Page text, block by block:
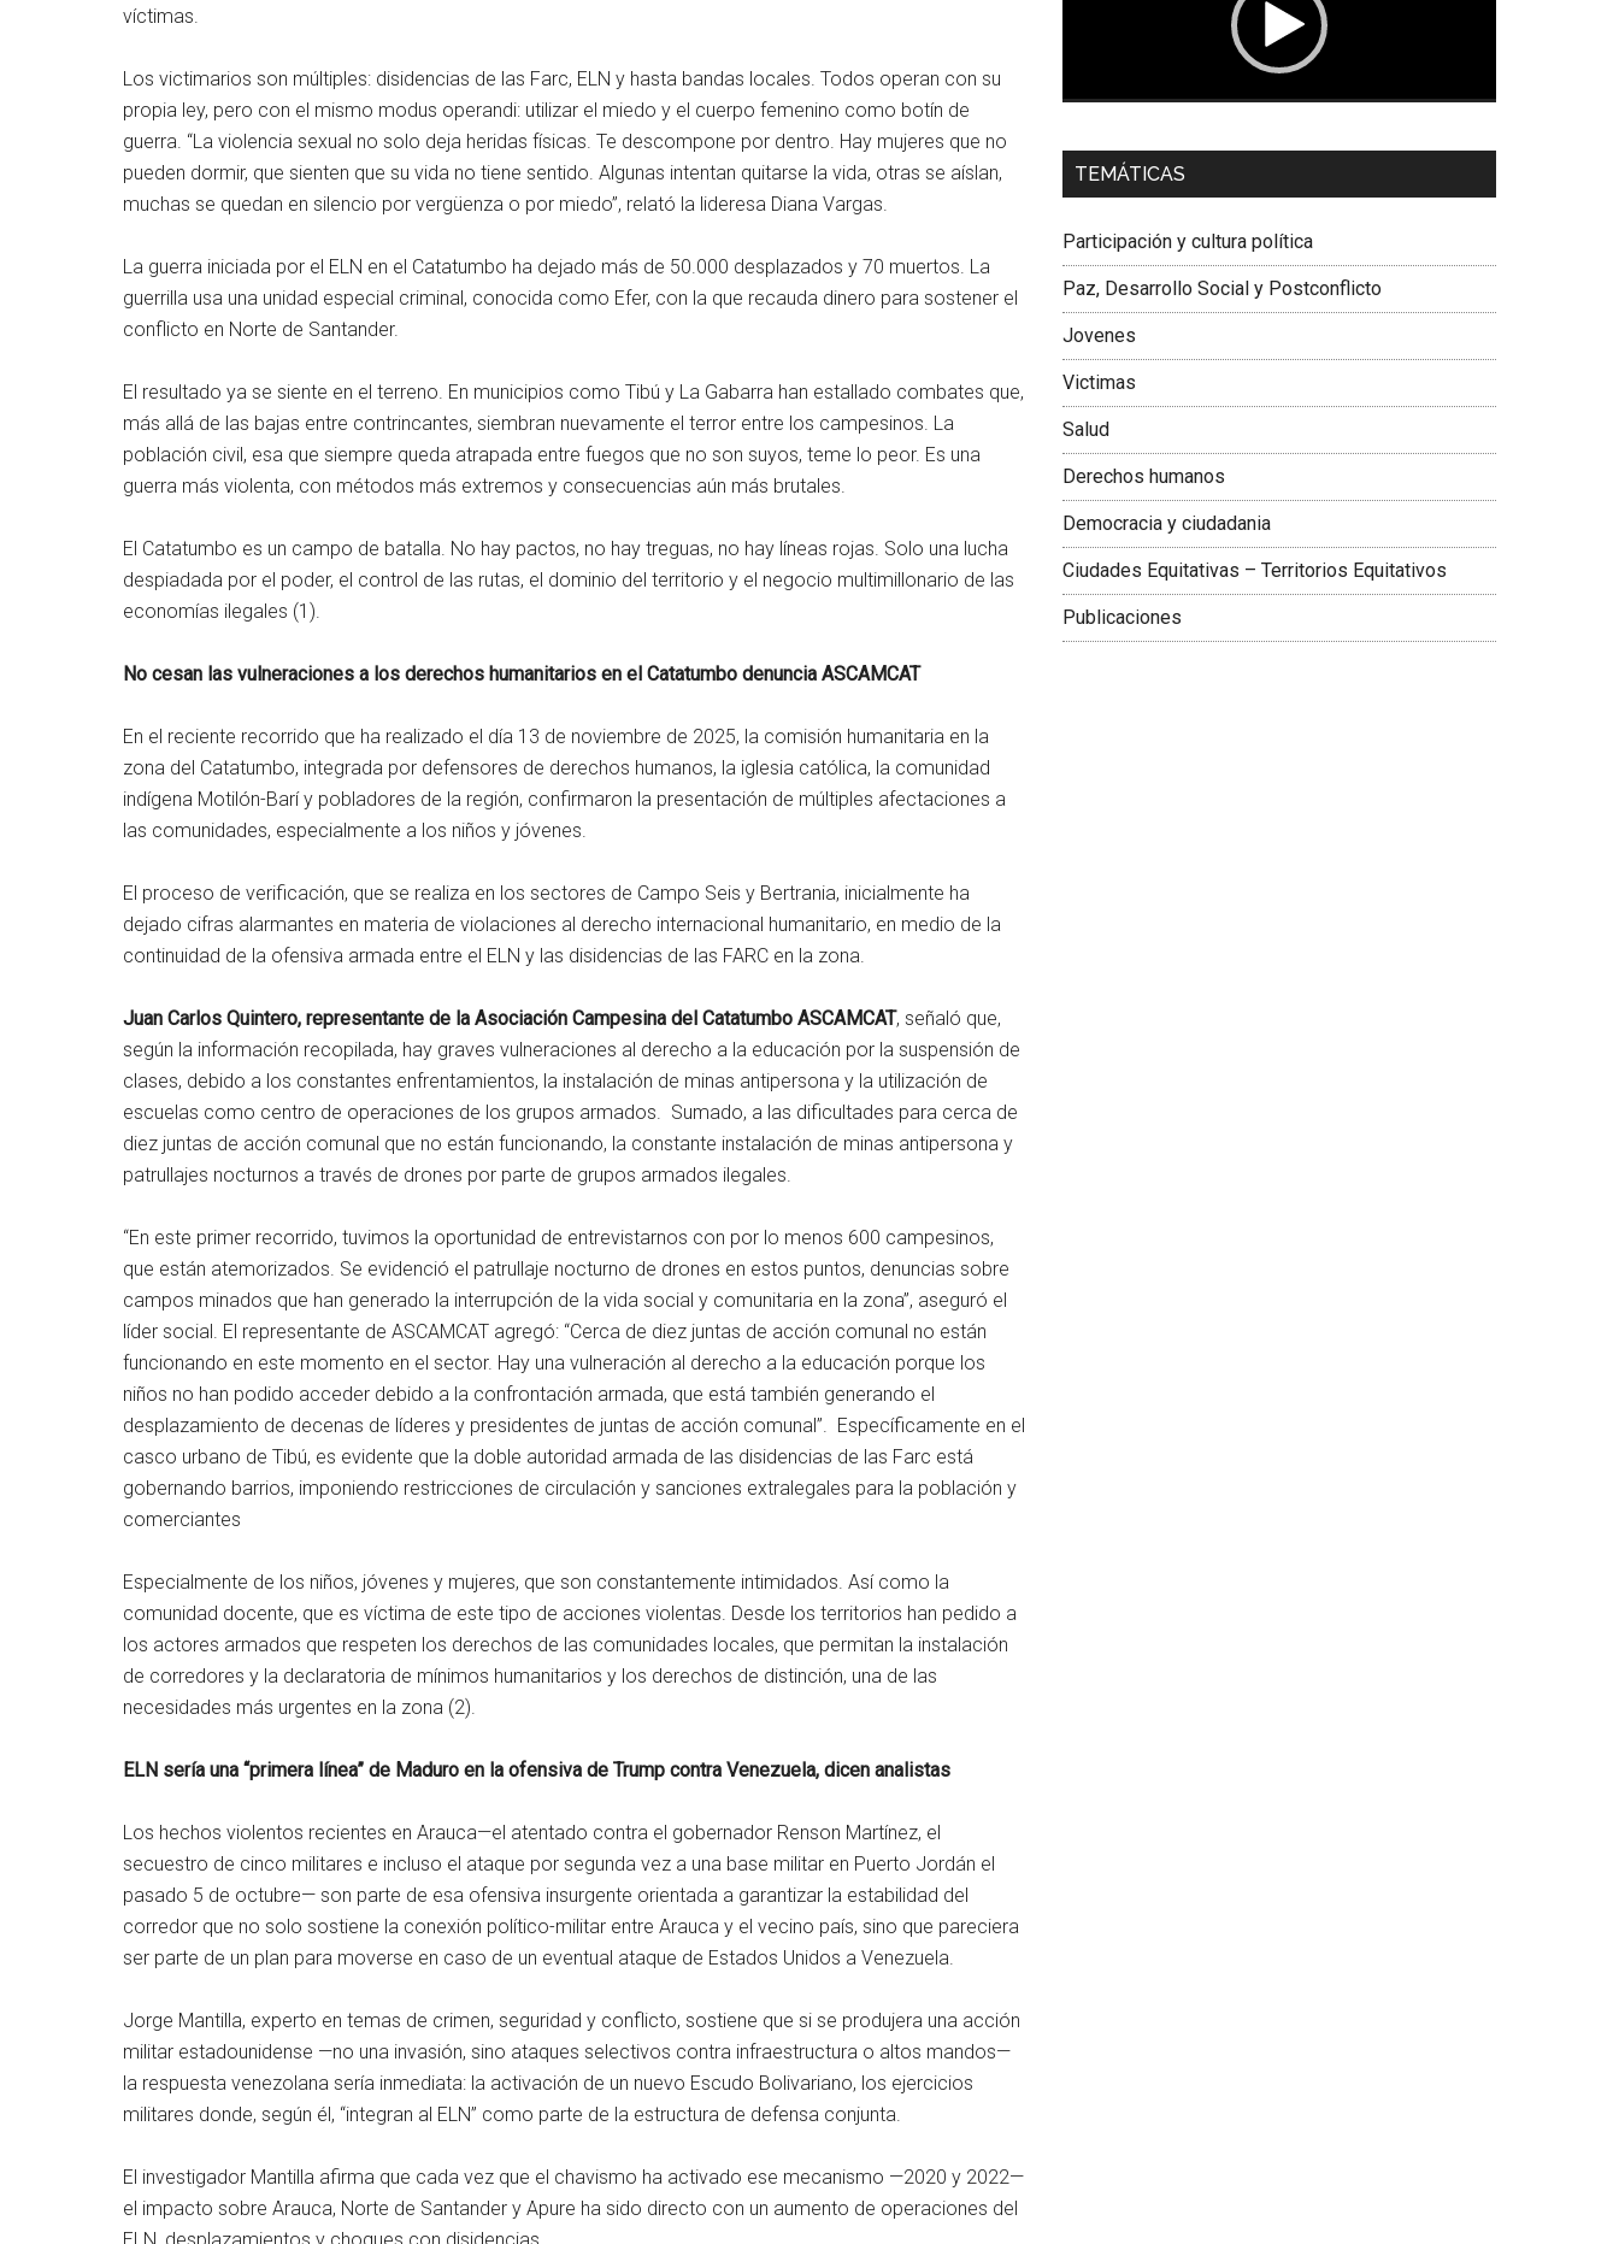
víctimas.
Los victimarios son múltiples: disidencias de las Farc, ELN y hasta bandas locales. Todos operan con su
propia ley, pero con el mismo modus operandi: utilizar el miedo y el cuerpo femenino como botín de
guerra. “La violencia sexual no solo deja heridas físicas. Te descompone por dentro. Hay mujeres que no
pueden dormir, que sienten que su vida no tiene sentido. Algunas intentan quitarse la vida, otras se aíslan,
muchas se quedan en silencio por vergüenza o por miedo”, relató la lideresa Diana Vargas.
La guerra iniciada por el ELN en el Catatumbo ha dejado más de 50.000 desplazados y 70 muertos. La
guerrilla usa una unidad especial criminal, conocida como Efer, con la que recauda dinero para sostener el
conflicto en Norte de Santander.
El resultado ya se siente en el terreno. En municipios como Tibú y La Gabarra han estallado combates que,
más allá de las bajas entre contrincantes, siembran nuevamente el terror entre los campesinos. La
población civil, esa que siempre queda atrapada entre fuegos que no son suyos, teme lo peor. Es una
guerra más violenta, con métodos más extremos y consecuencias aún más brutales.
El Catatumbo es un campo de batalla. No hay pactos, no hay treguas, no hay líneas rojas. Solo una lucha
despiadada por el poder, el control de las rutas, el dominio del territorio y el negocio multimillonario de las
economías ilegales (1).
No cesan las vulneraciones a los derechos humanitarios en el Catatumbo denuncia ASCAMCAT
En el reciente recorrido que ha realizado el día 13 de noviembre de 2025, la comisión humanitaria en la
zona del Catatumbo, integrada por defensores de derechos humanos, la iglesia católica, la comunidad
indígena Motilón-Barí y pobladores de la región, confirmaron la presentación de múltiples afectaciones a
las comunidades, especialmente a los niños y jóvenes.
El proceso de verificación, que se realiza en los sectores de Campo Seis y Bertrania, inicialmente ha
dejado cifras alarmantes en materia de violaciones al derecho internacional humanitario, en medio de la
continuidad de la ofensiva armada entre el ELN y las disidencias de las FARC en la zona.
Juan Carlos Quintero, representante de la Asociación Campesina del Catatumbo ASCAMCAT, señaló que,
según la información recopilada, hay graves vulneraciones al derecho a la educación por la suspensión de
clases, debido a los constantes enfrentamientos, la instalación de minas antipersona y la utilización de
escuelas como centro de operaciones de los grupos armados. Sumado, a las dificultades para cerca de
diez juntas de acción comunal que no están funcionando, la constante instalación de minas antipersona y
patrullajes nocturnos a través de drones por parte de grupos armados ilegales.
“En este primer recorrido, tuvimos la oportunidad de entrevistarnos con por lo menos 600 campesinos,
que están atemorizados. Se evidenció el patrullaje nocturno de drones en estos puntos, denuncias sobre
campos minados que han generado la interrupción de la vida social y comunitaria en la zona”, aseguró el
líder social. El representante de ASCAMCAT agregó: “Cerca de diez juntas de acción comunal no están
funcionando en este momento en el sector. Hay una vulneración al derecho a la educación porque los
niños no han podido acceder debido a la confrontación armada, que está también generando el
desplazamiento de decenas de líderes y presidentes de juntas de acción comunal”. Específicamente en el
casco urbano de Tibú, es evidente que la doble autoridad armada de las disidencias de las Farc está
gobernando barrios, imponiendo restricciones de circulación y sanciones extralegales para la población y
comerciantes
Especialmente de los niños, jóvenes y mujeres, que son constantemente intimidados. Así como la
comunidad docente, que es víctima de este tipo de acciones violentas. Desde los territorios han pedido a
los actores armados que respeten los derechos de las comunidades locales, que permitan la instalación
de corredores y la declaratoria de mínimos humanitarios y los derechos de distinción, una de las
necesidades más urgentes en la zona (2).
ELN sería una “primera línea” de Maduro en la ofensiva de Trump contra Venezuela, dicen analistas
Los hechos violentos recientes en Arauca—el atentado contra el gobernador Renson Martínez, el
secuestro de cinco militares e incluso el ataque por segunda vez a una base militar en Puerto Jordán el
pasado 5 de octubre— son parte de esa ofensiva insurgente orientada a garantizar la estabilidad del
corredor que no solo sostiene la conexión político-militar entre Arauca y el vecino país, sino que pareciera
ser parte de un plan para moverse en caso de un eventual ataque de Estados Unidos a Venezuela.
Jorge Mantilla, experto en temas de crimen, seguridad y conflicto, sostiene que si se produjera una acción
militar estadounidense —no una invasión, sino ataques selectivos contra infraestructura o altos mandos—
la respuesta venezolana sería inmediata: la activación de un nuevo Escudo Bolivariano, los ejercicios
militares donde, según él, “integran al ELN” como parte de la estructura de defensa conjunta.
El investigador Mantilla afirma que cada vez que el chavismo ha activado ese mecanismo —2020 y 2022—
el impacto sobre Arauca, Norte de Santander y Apure ha sido directo con un aumento de operaciones del
Dra. Carolina Corcho Mejía,
Latinoamericana Sur, Vicepresidenta Federación
TEMÁTICAS
Participación y cultura política
Paz, Desarrollo Social y Postconflicto
Jovenes
Victimas
Salud
Derechos humanos
Democracia y ciudadania
Ciudades Equitativas – Territorios Equitativos
Publicaciones